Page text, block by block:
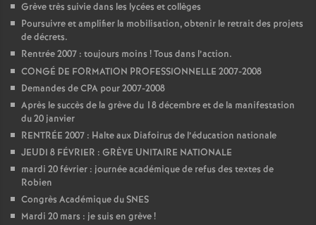
d
d
e
g
r
Grève très suivie dans les lycées et collèges
Poursuivre et amplifier la mobilisation, obtenir le retrait des projets
de décrets.
Rentrée 2007 : toujours moins ! Tous dans l’action.
CONGÉ DE FORMATION PROFESSIONNELLE 2007-2008
Demandes de CPA pour 2007-2008
Après le succès de la grève du 18 décembre et de la manifestation
du 20 janvier
RENTRÉE 2007 : Halte aux Diafoirus de l’éducation nationale
JEUDI 8 FÉVRIER : GRÈVE UNITAIRE NATIONALE
mardi 20 février : journée académique de refus des textes de
Robien
Congrès Académique du SNES
Mardi 20 mars : je suis en grève!